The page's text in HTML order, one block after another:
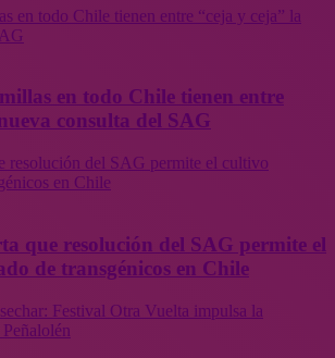
en todo Chile tienen entre “ceja y ceja” la
en todo Chile tienen entre
consulta del SAG
resolución del SAG permite el cultivo
en Chile
que resolución del SAG permite el
de transgénicos en Chile
Festival Otra Vuelta impulsa la